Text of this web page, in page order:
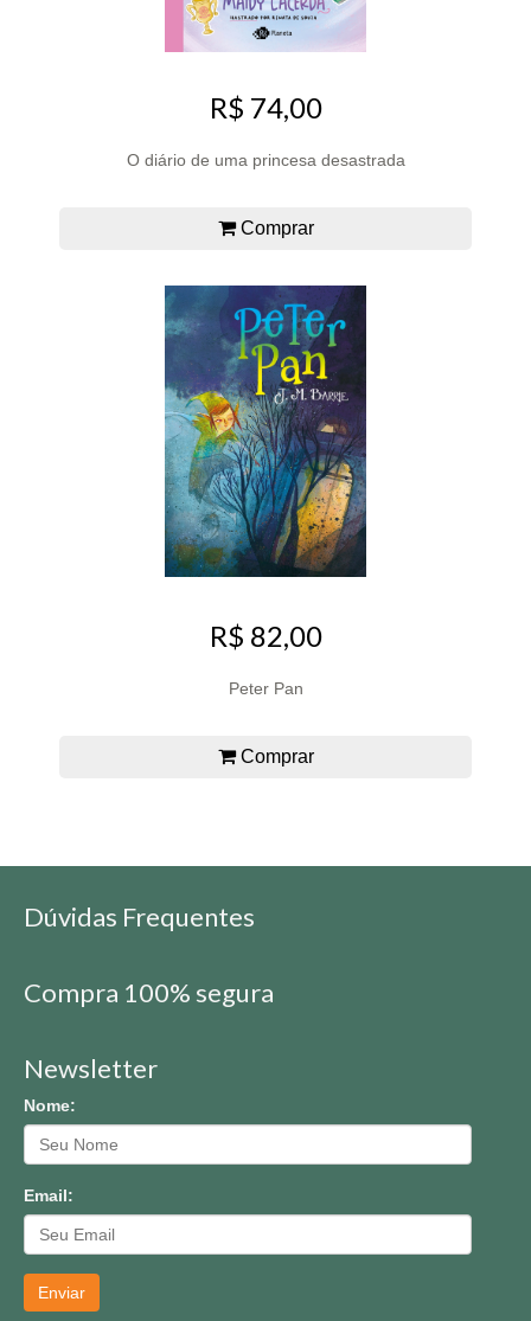
R$ 74,00
O diário de uma princesa desastrada
Comprar
R$ 82,00
Peter Pan
Comprar
Dúvidas Frequentes
Compra 100% segura
Newsletter
Nome:
Email:
Enviar